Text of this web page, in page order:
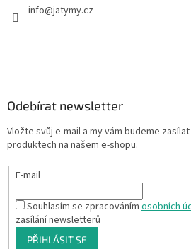
info@jatymy.cz
Odebírat newsletter
Vložte svůj e-mail a my vám budeme
produktech na našem e-shopu.
E-mail
Souhlasím se zpracovánímosobních
zasílání newsletterů
PŘIHLÁSIT SE